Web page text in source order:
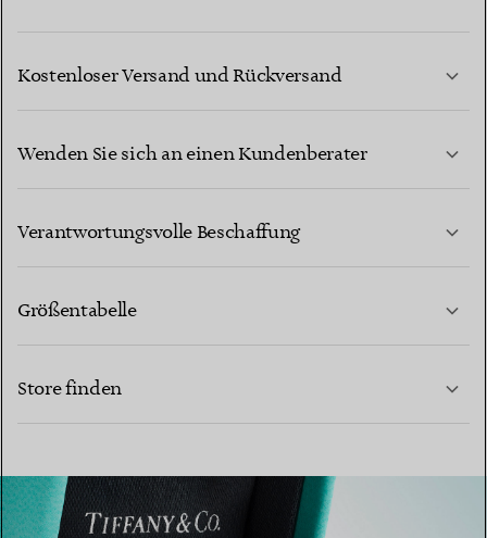
Kostenloser Versand und Rückversand
Wenden Sie sich an einen Kundenberater
Verantwortungsvolle Beschaffung
MEHR ERFAHREN
Größentabelle
Store finden
EINEN STORE IN IHRER NÄHE FINDEN